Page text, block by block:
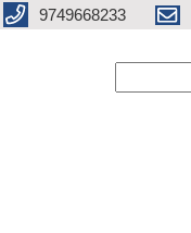
9749668233